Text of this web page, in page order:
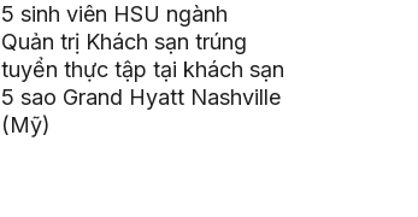
5 sinh viên HSU ngành
Quản trị Khách sạn trúng
tuyển thực tập tại khách sạn
5 sao Grand Hyatt Nashville
(Mỹ)